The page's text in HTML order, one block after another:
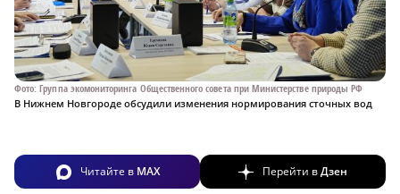
Фото: Группа экомониторинга Общественного совета при Министерстве природы РФ
В Нижнем Новгороде обсудили изменения нормирования сточных вод
Читайте в MAX Перейти вДзен